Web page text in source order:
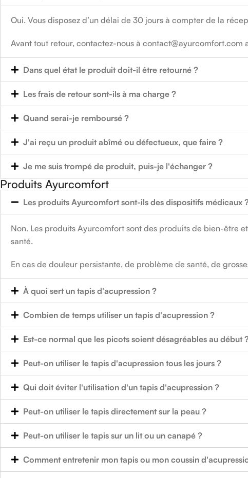
Oui. Vous disposez d’un délai de 30 jours à compter de la
Avant tout retour, contactez-nous à
Dans quel état le produit doit-il être retourné ?
Les frais de retour sont-ils à ma charge ?
Quand serai-je remboursé ?
J'ai reçu un produit abîmé ou défectueux, que faire ?
Je me suis trompé de produit, puis-je l'échanger ?
Produits Ayurcomfort
Les produits Ayurcomfort sont-ils des dispositifs médicaux
Non. Les produits Ayurcomfort sont des produits de bien-être
santé.
En cas de douleur persistante, de problème de santé, de
À quoi sert un tapis d'acupression ?
Combien de temps utiliser un tapis d'acupression ?
Est-ce normal que les picots soient désagréables au début
Peut-on utiliser le tapis d'acupression tous les jours ?
Qui doit éviter l'utilisation d'un tapis d'acupression ?
Peut-on utiliser le tapis directement sur la peau ?
Peut-on utiliser le tapis sur un lit ou un canapé ?
Comment entretenir mon tapis ou mon coussin